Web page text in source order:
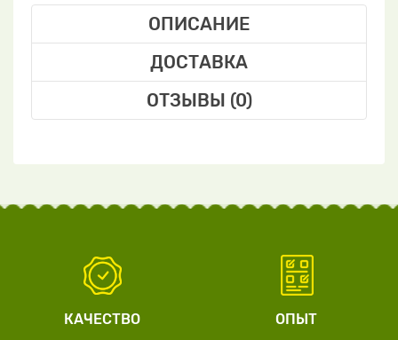
ОПИСАНИЕ
ДОСТАВКА
ОТЗЫВЫ (0)
КАЧЕСТВО ОПЫТ